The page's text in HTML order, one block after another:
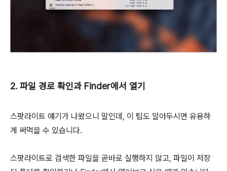
2. 파일 경로 확인과 Finder에서 열기
스팟라이트 얘기가 나왔으니 말인데, 이 팁도 알아두시면 유용하
게 써먹을 수 있습니다.
스팟라이트로 검색한 파일을 곧바로 실행하지 않고, 파일이 저장